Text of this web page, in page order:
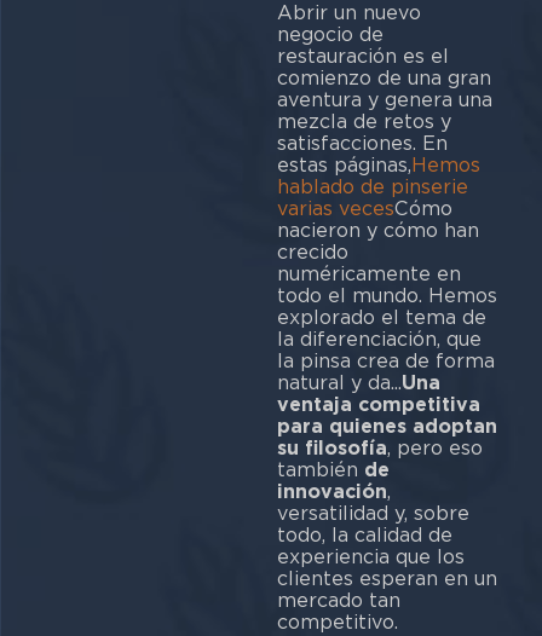
Abrir un nuevo
negocio de
restauración es el
comienzo de una gran
aventura y genera una
mezcla de retos y
satisfacciones. En
estas páginas,Hemos
hablado de pinserie
varias vecesCómo
nacieron y cómo han
crecido
numéricamente en
todo el mundo. Hemos
explorado el tema de
la diferenciación, que
la pinsa crea de forma
natural y da...Una
ventaja competitiva
para quienes adoptan
su filosofía, pero eso
también de
innovación,
versatilidad y, sobre
todo, la calidad de
experiencia que los
clientes esperan en un
mercado tan
competitivo.